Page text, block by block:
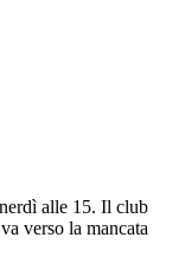
alle 15. Il club
verso la mancata